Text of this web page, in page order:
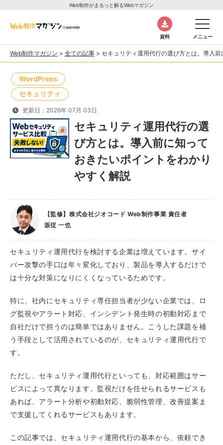
Web制作がまるっと解るWebマガジン
資料 メニュー
Web制作マガジン > 全ての記事 > セキュリティ運用代行の選び方とは。導入
WordPress
セキュリティ
更新日：2026年 07月 03日
セキュリティ運用代行の選
び方とは。導入前に知って
おきたいポイントをわかり
やすく解説
【監修】株式会社ジオコード Web制作事業 責任者
坂従 一也
セキュリティ運用代行を検討する企業は増えています。サイ
バー攻撃の手口は年々変化しており、製品を導入するだけで
は十分な対策になりにくくなっているためです。
特に、社内にセキュリティ専任担当者が少ない企業では、ロ
グ監視やアラート対応、インシデント発生時の初動対応まで
自社だけで担うのは簡単ではありません。こうした課題を補
う手段として活用されているのが、セキュリティ運用代行で
す。
ただし、セキュリティ運用代行といっても、対応範囲はサー
ビスによって異なります。監視だけを任せられるサービスも
あれば、アラート分析や初動対応、脆弱性管理、改善提案ま
で支援してくれるサービスもあります。
この記事では、セキュリティ運用代行の基本から、依頼でき